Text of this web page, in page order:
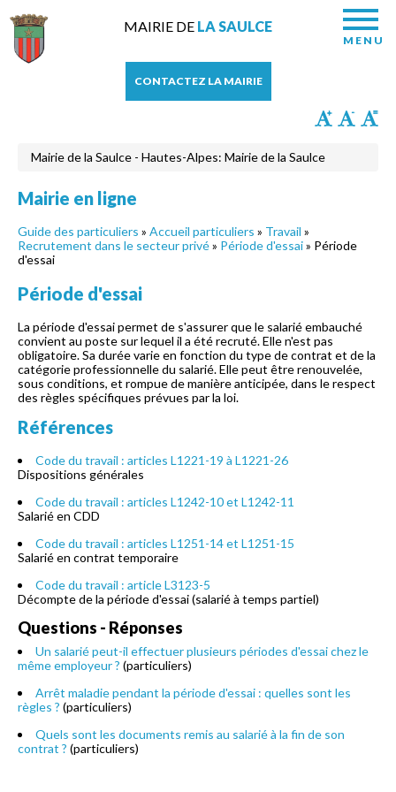
MAIRIE DE LA SAULCE
MENU
CONTACTEZ LA MAIRIE
Mairie de la Saulce - Hautes-Alpes: Mairie de la Saulce
Mairie en ligne
Guide des particuliers » Accueil particuliers » Travail »
Recrutement dans le secteur privé» Période d'essai» Période
d'essai
Période d'essai
La période d'essai permet de s'assurer que le salarié embauché
convient au poste sur lequel il a été recruté. Elle n'est pas
obligatoire. Sa durée varie en fonction du type de contrat et de la
catégorie professionnelle du salarié. Elle peut être renouvelée,
sous conditions, et rompue de manière anticipée, dans le respect
des règles spécifiques prévues par la loi.
Références
Code du travail : articles L1221-19 à L1221-26
Dispositions générales
Code du travail : articles L1242-10 et L1242-11
Salarié en CDD
Code du travail : articles L1251-14 et L1251-15
Salarié en contrat temporaire
Code du travail : article L3123-5
Décompte de la période d'essai (salarié à temps partiel)
Questions - Réponses
Un salarié peut-il effectuer plusieurs périodes d'essai chez le
même employeur ? (particuliers)
Arrêt maladie pendant la période d'essai : quelles sont les
règles ? (particuliers)
Quels sont les documents remis au salarié à la fin de son
contrat ? (particuliers)